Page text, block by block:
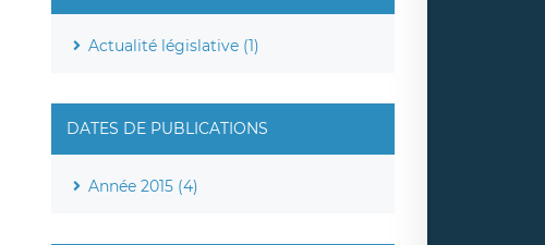
Actualité législative (1)
DATES DE PUBLICATIONS
Année 2015 (4)